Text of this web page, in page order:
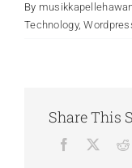
By
Technology,
Share This